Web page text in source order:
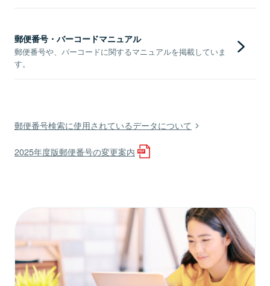
郵便番号・バーコードマニュアル
郵便番号や、バーコードに関するマニュアルを掲載していま
す。
郵便番号検索に使用されているデータについて
2025年度版郵便番号の変更案内